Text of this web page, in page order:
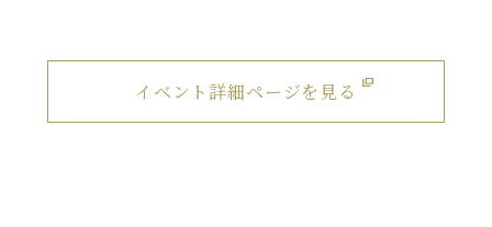
イベント詳細ページを見る